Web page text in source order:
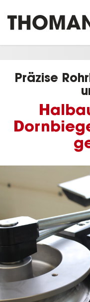
Präzise